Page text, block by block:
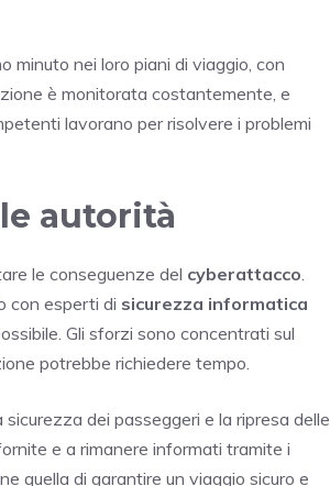
minuto nei loro piani di viaggio, con
è monitorata costantemente, e
lavorano per risolvere i problemi
autorità
le conseguenze del cyberattacco
con esperti di sicurezza informatica
Gli sforzi sono concentrati sul
potrebbe richiedere tempo.
dei passeggeri e la ripresa delle
e a rimanere informati tramite i
quella di garantire un viaggio sicuro e